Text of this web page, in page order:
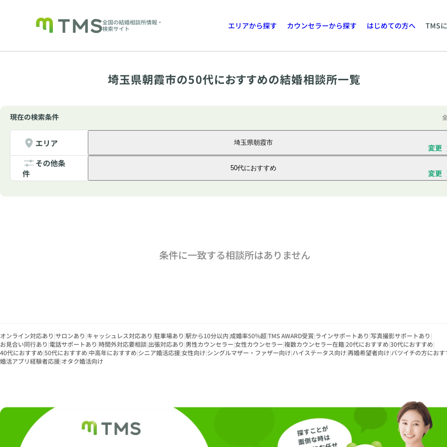
全国の結婚相談所情報・
検索サイト
エリアから探す カウンセラーから探す はじめての方へ TMS
埼玉県朝霞市の50代におすすめの結婚相談所一覧
現在の検索条件
エリア 埼玉県朝霞市
変更
その他条
件
50代におすすめ
変更
条件に一致する相談所はありません
オンライン対応あり|サロンあり|キャッシュレス対応あり|駐車場あり|駅から10分以内|成婚率50%超|TMS AWARD受賞|ラインサポートあり|写真撮影サポートあり|
お見合い同行あり|電話サポートあり|時間外対応要相談|出張対応あり|男性カウンセラー|女性カウンセラー|複数カウンセラー在籍|20代におすすめ|30代におすすめ|
40代におすすめ|50代におすすめ|中高年におすすめ|シニア婚活応援|女性向け|シングルマザー・ファザー向け|ハイステータス向け|再婚希望者向け|バツイチの方におす
婚活アプリ経験者応援|オタク婚活向け